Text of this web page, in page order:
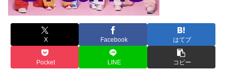
X Facebook はてブ
Pocket LINE コピー